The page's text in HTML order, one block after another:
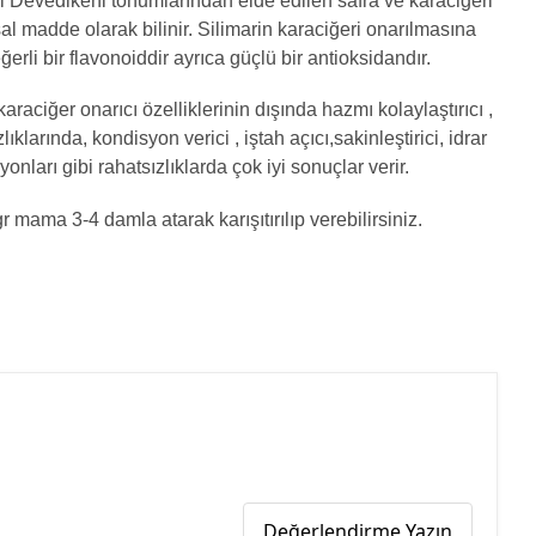
madde olarak bilinir. Silimarin karaciğeri onarılmasına
bir flavonoiddir ayrıca güçlü bir antioksidandır.
onarıcı özelliklerinin dışında hazmı kolaylaştırıcı ,
kondisyon verici , iştah açıcı,sakinleştirici, idrar
gibi rahatsızlıklarda çok iyi sonuçlar verir.
mama 3-4 damla atarak karışıtırılıp verebilirsiniz.
Değerlendirme Yazın